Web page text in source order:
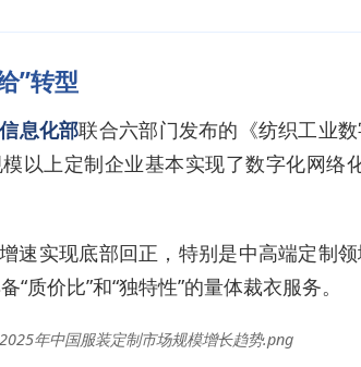
”转型
息化部联合六部门发布的《纺织工业
以上定制企业基本实现了数字化网络
速实现底部回正，特别是中高端定制
质价比”和“独特性”的量体裁衣服务。